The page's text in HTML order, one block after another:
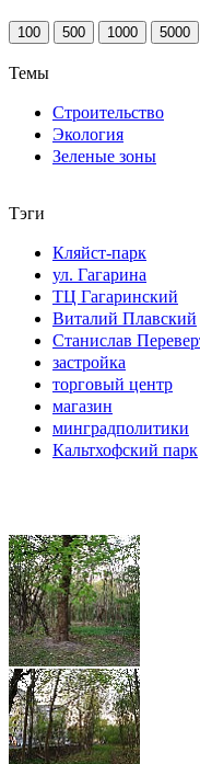
100 500 1000 5000
Темы
Строительство
Экология
Зеленые зоны
Тэги
Кляйст-парк
ул. Гагарина
ТЦ Гагаринский
Виталий Плавский
Станислав
застройка
торговый центр
магазин
минградполитики
Кальтхофский парк